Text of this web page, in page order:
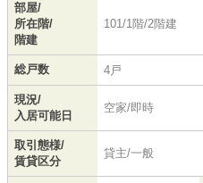
部屋/
所在階/
階建
101/1階/2階建
総戸数 4戸
現況/
入居可能日
空家/即時
取引態様/
賃貸区分
貸主/一般